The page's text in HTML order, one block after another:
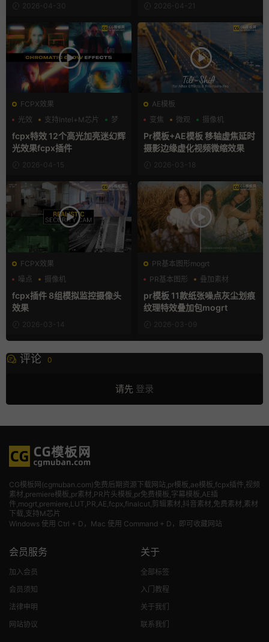
2026-04-30 2026-04-21
FCPX效果
光效
支持Intel+M芯片 梦
fcpx特效 12个高光加亮迷幻辉
光效果fcpx插件
2026-04-15
AE模板
变焦
微观 摄像机
Pr模板+AE模板 移轴虚焦延时
摄影边缘虚化视频微缩效果
2026-03-18
FCPX效果
噪点
摄像机
支持Intel+M芯片
fcpx插件 8组模拟监控摄像头
效果
2026-03-14
PR基本图形mogrt
PR基本图形
叠加素材
噪点
pr模板 11款纸张噪点灰尘划痕
纹理特效叠加包mogrt
2026-03-09
评论 0
请先 登录
CG模板网(cgmuban.com)免费后期资源下载网站,pr模板,ae模板,fcpx插件,视频
素材 ,premiere模板,pr素材,PR片头模板,pr免费模板,字幕模板,AE插
件,mogrt,premiere,LUT,PR,AE,fcpx,finalcut,剪辑素材,抖音素材,免费素材,素材
下载,支持M芯片
Windows 使用 Ctrl + D，Mac 使用 Command + D，即可收藏网站
会员服务
加入会员
会员须知
法律申明
网站协议
关于
全部标签
入门教程
关于我们
联系我们